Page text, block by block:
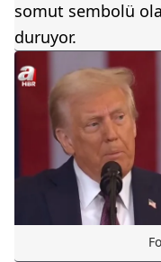
somut sembolü
duruyor.